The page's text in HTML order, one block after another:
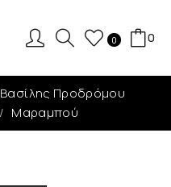
0 0
Βασίλης Προδρόμου
Μαραμπού